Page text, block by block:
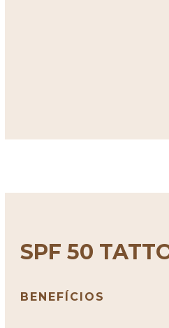
SPF 50
BENEFÍCIOS